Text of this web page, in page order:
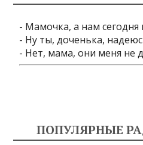
- Мамочка, а нам сегодня
- Ну ты, доченька,
- Нет, мама, они меня не
ПОПУЛЯРНЫЕ